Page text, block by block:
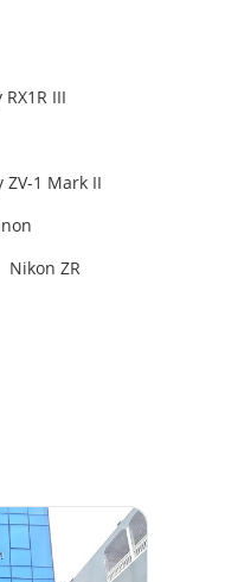
RX1R III
ZV-1 Mark II
Nikon ZR